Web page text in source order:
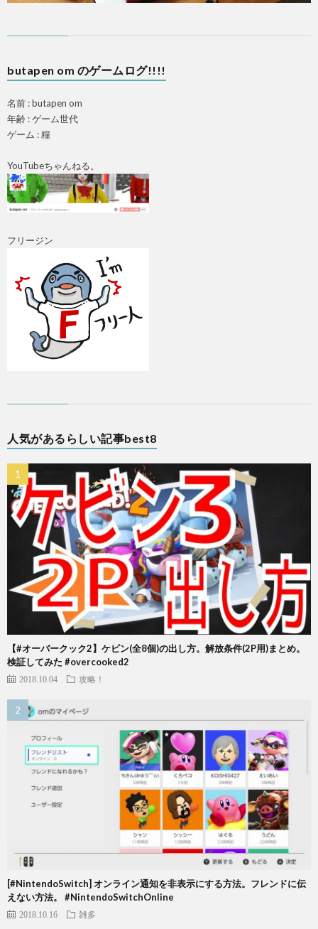
butapen om のゲームログ!!!!
名前 : butapen om
年齢 : ゲーム世代
ゲーム : 糧
YouTubeちゃんねる。
フリージン
人気があるらしい記事best8
【#オーバークック2】ケビン(全8個)の出し方。解放条件(2P用)まとめ。
検証してみた #overcooked2
2018.10.04 攻略！
[#NintendoSwitch] オンライン通知を非表示にする方法。フレンドに伝
えない方法。 #NintendoSwitchOnline
2018.10.16 雑多